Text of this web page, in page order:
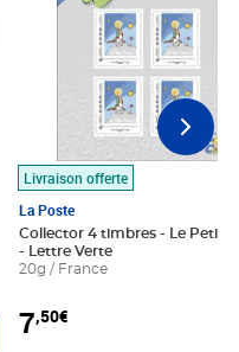
au panier
Livraison offerte
La Poste
Collector 4 timbres - Le Petit
- Lettre Verte
20g / France
7,50€